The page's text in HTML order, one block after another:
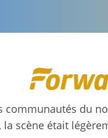
communautés du
scène était